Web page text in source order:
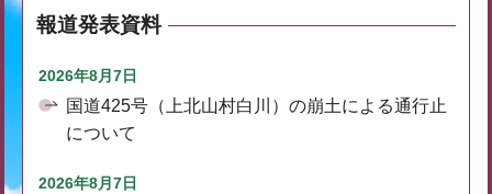
報道発表資料
2026年8月7日
国道425号（上北山村白川）の崩土による通行止
について
2026年8月7日